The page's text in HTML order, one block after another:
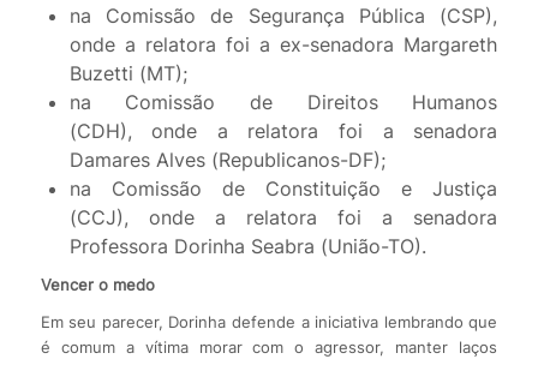
na Comissão de Segurança Pública (CSP),
onde a relatora foi a ex-senadora Margareth
Buzetti (MT);
na Comissão de Direitos Humanos
(CDH), onde a relatora foi a senadora
Damares Alves (Republicanos-DF);
na Comissão de Constituição e Justiça
(CCJ), onde a relatora foi a senadora
Professora Dorinha Seabra (União-TO).
Vencer o medo
Em seu parecer, Dorinha defende a iniciativa lembrando que
é comum a vítima morar com o agressor, manter laços